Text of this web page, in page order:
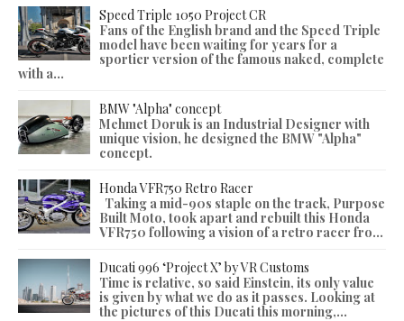
Speed Triple 1050 Project CR
Fans of the English brand and the Speed Triple
model have been waiting for years for a
sportier version of the famous naked, complete
with a...
BMW "Alpha" concept
Mehmet Doruk is an Industrial Designer with
unique vision, he designed the BMW "Alpha"
concept.
Honda VFR750 Retro Racer
Taking a mid-90s staple on the track, Purpose
Built Moto, took apart and rebuilt this Honda
VFR750 following a vision of a retro racer fro...
Ducati 996 ‘Project X’ by VR Customs
Time is relative, so said Einstein, its only value
is given by what we do as it passes. Looking at
the pictures of this Ducati this morning,...